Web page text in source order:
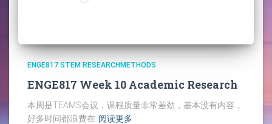
ENGE817 STEM RESEARCHMETHODS
ENGE817 Week 10 Academic Research
本周是TEAMS会议，课程质量非常差劲，基本没有内容，
好多时间都浪费在 阅读更多